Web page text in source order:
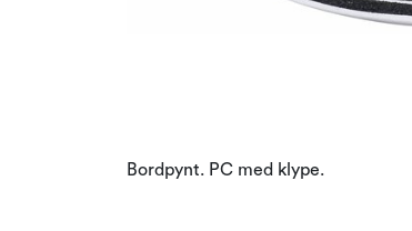
Bordpynt. PC med klype.